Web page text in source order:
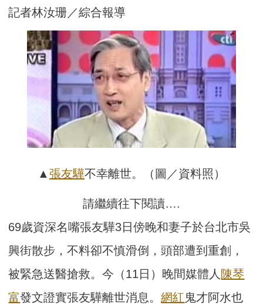
記者林汝珊／綜合報導
▲ 張友驊不幸離世。（圖／資料照）
請繼續往下閱讀….
69歲資深名嘴張友驊3日傍晚和妻子於台北市吳
興街散步，不料卻不慎滑倒，頭部遭到重創，
被緊急送醫搶救。今（11日）晚間媒體人 陳琴
富發文證實張友驊離世消息。網紅鬼才阿水也